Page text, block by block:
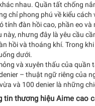
nhau. Quần tất chống
chỉ phong phú về kiểu
tính đàn hồi cao, phần eo
này, nhưng đây là yêu cầu
hồi và thoáng khí. Trong
dưới.
và xuyên thấu của quần
– thuật ngữ riêng của
và 100 denier là những
tin thương hiệu Aime cao